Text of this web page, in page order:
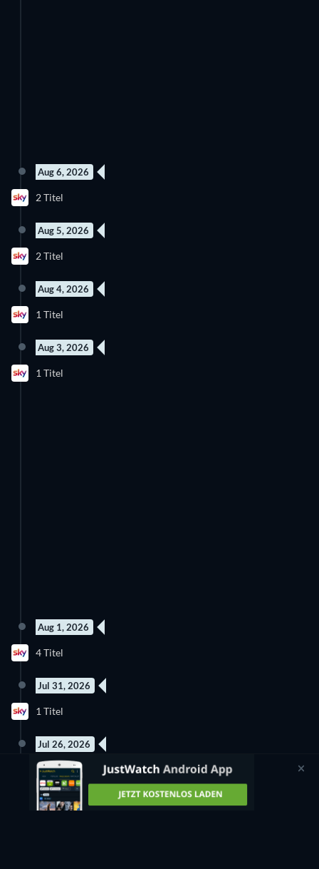
Aug 6, 2026
2 Titel
Aug 5, 2026
2 Titel
Aug 4, 2026
1 Titel
Aug 3, 2026
1 Titel
Aug 1, 2026
4 Titel
Jul 31, 2026
1 Titel
Jul 26, 2026
1 Titel